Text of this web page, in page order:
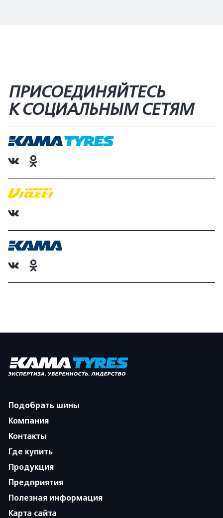
ПРИСОЕДИНЯЙТЕСЬ
К СОЦИАЛЬНЫМ СЕТЯМ
Подобрать шины
Компания
Контакты
Где купить
Продукция
Предприятия
Полезная информация
Карта сайта